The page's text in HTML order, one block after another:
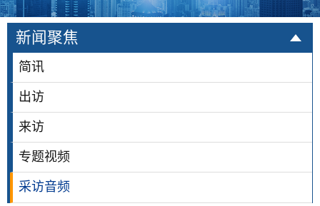
新闻聚焦
简讯
出访
来访
专题视频
采访音频